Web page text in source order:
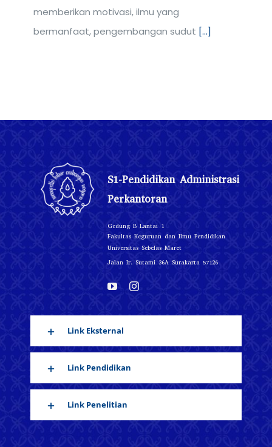
memberikan motivasi, ilmu yang
bermanfaat, pengembangan sudut [...]
S1-Pendidikan Administrasi
Perkantoran
Gedung B Lantai 1
Fakultas Keguruan dan Ilmu Pendidikan
Universitas Sebelas Maret
Jalan Ir. Sutami 36A Surakarta 57126
Link Eksternal
Link Pendidikan
Link Penelitian